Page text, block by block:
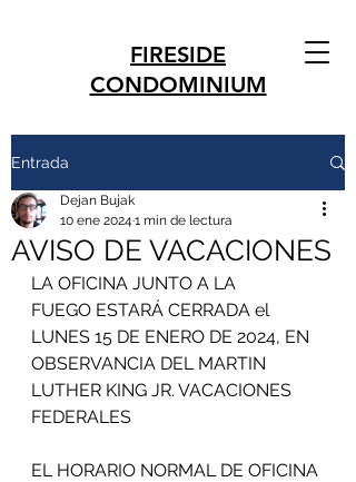
FIRESIDE
CONDOMINIUM
Entrada
AVISO DE VACACIONES
Dejan Bujak
10 ene 2024 1 min de lectura
LA OFICINA JUNTO A LA
FUEGO ESTARÁ CERRADA el
LUNES 15 DE ENERO DE 2024, EN
OBSERVANCIA DEL MARTIN
LUTHER KING JR. VACACIONES
FEDERALES
EL HORARIO NORMAL DE OFICINA